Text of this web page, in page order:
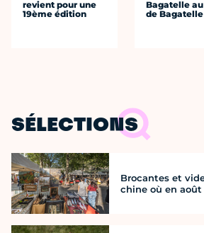
revient pour une
19ème édition
Bagatelle
de Bagatelle
SÉLECTIONS
Brocantes et
chine où en août